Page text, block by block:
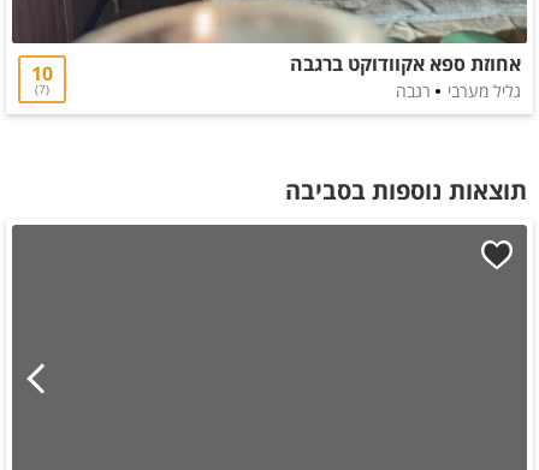
אחוזת ספא אקוודוקט ברגבה
גליל מערבי רגבה
10
7
תוצאות נוספות בסביבה